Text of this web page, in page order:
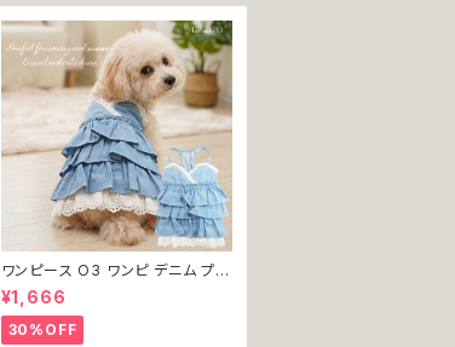
ワンピース O3 ワンピ デニム プリ
ーツ レース 女の子 犬 犬服 小型
猫 服 洋服 ペット dog ドッグウェ
ア おしゃれ かわいい 返品交換不
可
¥1,666
30%OFF